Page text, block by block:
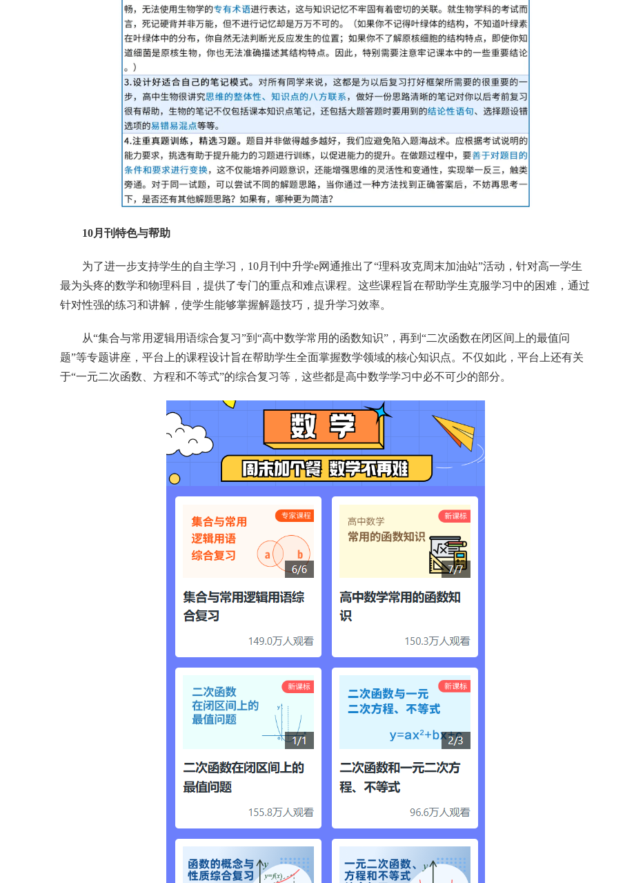
10月刊特色与帮助
为了进一步支持学生的自主学习，10月刊中升学e网通推出了“理科攻克周末加油站”活动，针对高一学生
最为头疼的数学和物理科目，提供了专门的重点和难点课程。这些课程旨在帮助学生克服学习中的困难，通过
针对性强的练习和讲解，使学生能够掌握解题技巧，提升学习效率。
从“集合与常用逻辑用语综合复习”到“高中数学常用的函数知识”，再到“二次函数在闭区间上的最值问
题”等专题讲座，平台上的课程设计旨在帮助学生全面掌握数学领域的核心知识点。不仅如此，平台上还有关
于“一元二次函数、方程和不等式”的综合复习等，这些都是高中数学学习中必不可少的部分。